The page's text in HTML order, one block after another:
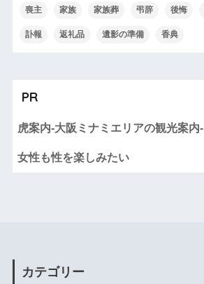
喪主 家族 家族葬 弔辞 後悔
訃報 返礼品 遺影の準備 香典
PR
虎案内-大阪ミナミエリアの観光案内-
女性も性を楽しみたい
カテゴリー